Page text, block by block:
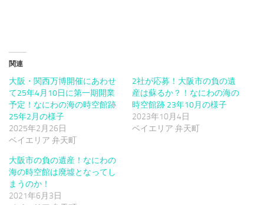
関連
大阪・関西万博開催にあわせ
て25年4月10日に第一期開業
予定！なにわの海の時空館跡
25年2月の様子
2025年2月26日
ベイエリア 弁天町
2社が応募！大阪市の負の遺
産は蘇るか？！なにわの海の
時空館跡 23年10月の様子
2023年10月4日
ベイエリア 弁天町
大阪市の負の遺産！なにわの
海の時空館は廃墟となってし
まうのか！
2021年6月3日